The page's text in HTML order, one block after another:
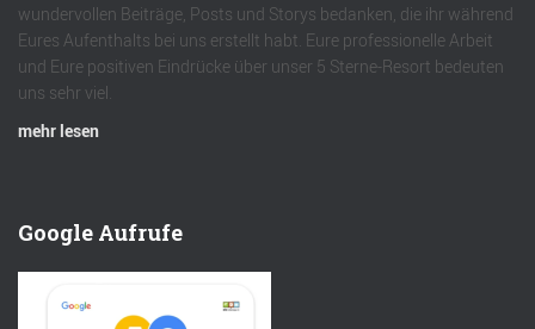
wundervollen Beiträge, Posts und Storys bedanken, die ihr während
Eures Aufenthalts bei uns erstellt habt. Eure professionelle Arbeit
und Eure positiven Eindrücke über unser 5 Sterne-Resort bedeuten
uns sehr viel.
mehr lesen
Google Aufrufe